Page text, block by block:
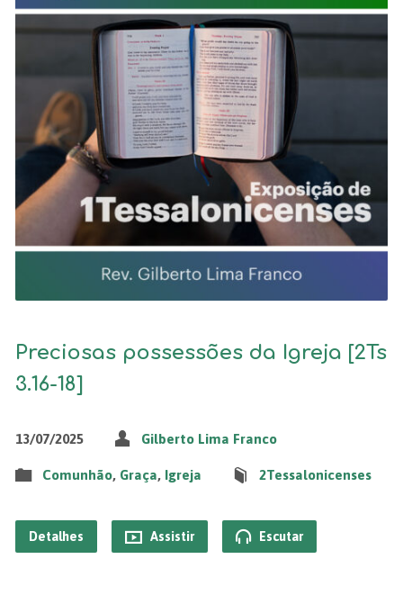
Preciosas possessões da Igreja [2Ts
3.16-18]
13/07/2025 Gilberto Lima Franco
Comunhão, Graça, Igreja 2Tessalonicenses
Detalhes Assistir Escutar